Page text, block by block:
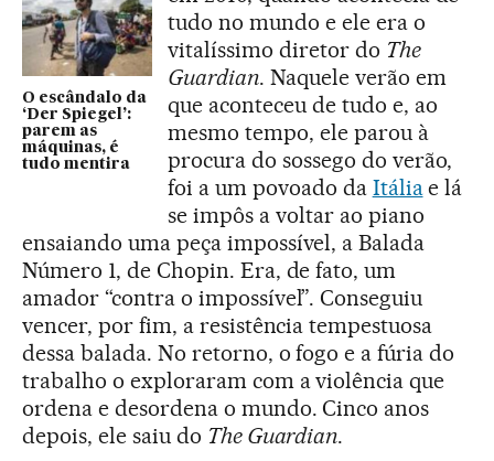
O escândalo da
‘Der Spiegel’:
parem as
máquinas, é
tudo mentira
tudo no mundo e ele era o
vitalíssimo diretor do The
Guardian. Naquele verão em
que aconteceu de tudo e, ao
mesmo tempo, ele parou à
procura do sossego do verão,
foi a um povoado da Itáliae lá
se impôs a voltar ao piano
ensaiando uma peça impossível, a Balada
Número 1, de Chopin. Era, de fato, um
amador “contra o impossível”. Conseguiu
vencer, por fim, a resistência tempestuosa
dessa balada. No retorno, o fogo e a fúria do
trabalho o exploraram com a violência que
ordena e desordena o mundo. Cinco anos
depois, ele saiu do The Guardian.